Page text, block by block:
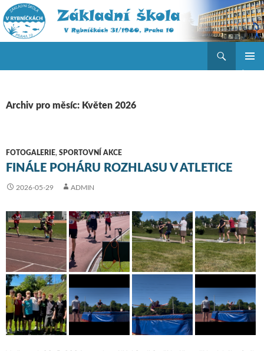
Archiv pro měsíc: Květen 2026
FOTOGALERIE, SPORTOVNÍ AKCE
FINÁLE POHÁRU ROZHLASU V ATLETICE
2026-05-29 ADMIN